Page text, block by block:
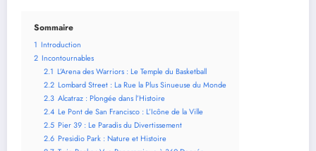
Sommaire
1 Introduction
2 Incontournables
2.1 L’Arena des Warriors : Le Temple du Basketball
2.2 Lombard Street : La Rue la Plus Sinueuse du Monde
2.3 Alcatraz : Plongée dans l’Histoire
2.4 Le Pont de San Francisco : L’Icône de la Ville
2.5 Pier 39 : Le Paradis du Divertissement
2.6 Presidio Park : Nature et Histoire